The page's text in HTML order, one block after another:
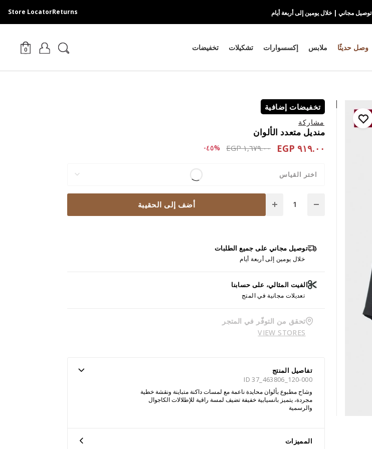
توصيل مجاني | خلال يومين إلى أربعة أيام Returns
Store Locator
وصل حديثًا ملابس إكسسوارات تشكيلات تخفيضات 0
تخفيضات إضافية
مشاركة
منديل متعدد الألوان
٩١٩.٠٠ EGP Price reduced from
١,٦٧٩.٠٠ EGP to ٩١٩.٠٠ EGP%٤٥-
اختر القياس
أضف إلى الحقيبة
توصيل مجاني على جميع الطلبات
خلال يومين إلى أربعة أيام
الفيت المثالي، على حسابنا
تعديلات مجانية في المتج
تحقق من التوفّر في المتجر
VIEW STORES
تفاصيل المنتج
ID 37_463806_120-000
وشاح مطبوع بألوان محايدة ناعمة مع لمسات داكنة متباينة ونقشة خطية
مجردة، يتميز بانسيابية خفيفة تضيف لمسة راقية للإطلالات الكاجوال
والرسمية
المميزات